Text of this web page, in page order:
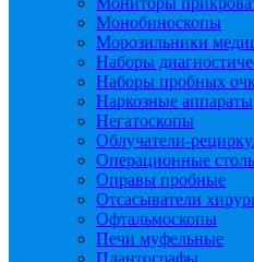
Монобиноскопы
Морозильники
Наборы
Наборы пробных
Наркозные аппараты
Негатоскопы
Облучатели-
Операционные
Оправы пробные
Отсасыватели
Офтальмоскопы
Печи муфельные